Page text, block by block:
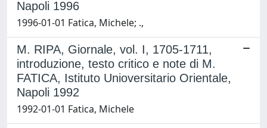
Napoli 1996
1996-01-01 Fatica, Michele; .,
M. RIPA, Giornale, vol. I, 1705-1711,
introduzione, testo critico e note di M.
FATICA, Istituto Unioversitario Orientale,
Napoli 1992
1992-01-01 Fatica, Michele